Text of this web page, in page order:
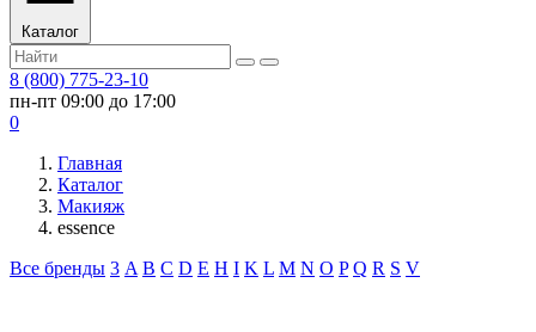
Каталог
8 (800) 775-23-10
пн-пт 09:00 до 17:00
0
Главная
Каталог
Макияж
essence
Все бренды 3 A B C D E H I K L M N O P Q R S V